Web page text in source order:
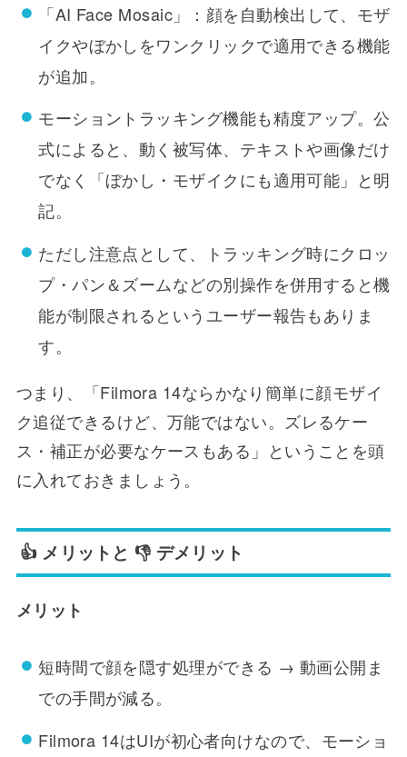
「AI Face Mosaic」：顔を自動検出して、モザ
イクやぼかしをワンクリックで適用できる機能
が追加。
モーショントラッキング機能も精度アップ。公
式によると、動く被写体、テキストや画像だけ
でなく「ぼかし・モザイクにも適用可能」と明
記。
ただし注意点として、トラッキング時にクロッ
プ・パン＆ズームなどの別操作を併用すると機
能が制限されるというユーザー報告もありま
す。
つまり、「Filmora 14ならかなり簡単に顔モザイ
ク追従できるけど、万能ではない。ズレるケー
ス・補正が必要なケースもある」ということを頭
に入れておきましょう。
👍 メリットと 👎 デメリット
メリット
短時間で顔を隠す処理ができる → 動画公開ま
での手間が減る。
Filmora 14はUIが初心者向けなので、モーショ